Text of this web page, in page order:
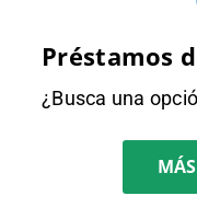
Préstamos
¿Busca una